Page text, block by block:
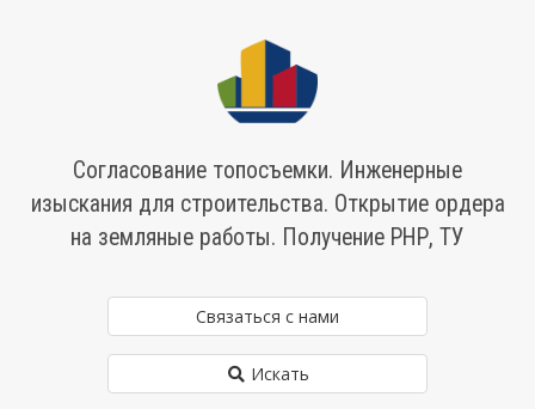
Согласование топосъемки. Инженерные
изыскания для строительства. Открытие ордера
на земляные работы. Получение РНР, ТУ
Связаться с нами
Искать